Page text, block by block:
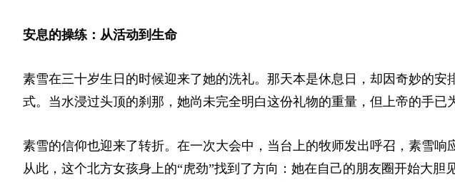
安息的操练：从活动到生命
素雪在三十岁生日的时候迎来了她的洗礼。那天本是休息日，却因奇妙的安
式。当水浸过头顶的刹那，她尚未完全明白这份礼物的重量，但上帝的手已
素雪的信仰也迎来了转折。在一次大会中，当台上的牧师发出呼召，素雪
从此，这个北方女孩身上的“虎劲”找到了方向：她在自己的朋友圈开始大胆